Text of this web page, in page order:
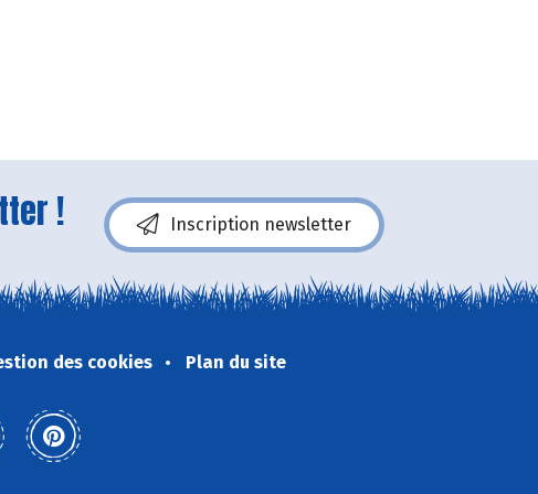
! Inscription newsletter
des cookies Plan du site